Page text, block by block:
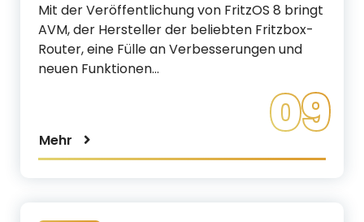
Mit der Veröffentlichung von FritzOS 8 bringt
AVM, der Hersteller der beliebten Fritzbox-
Router, eine Fülle an Verbesserungen und
neuen Funktionen…
Mehr 09